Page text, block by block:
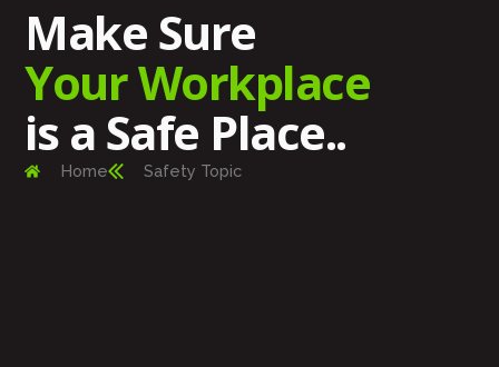
Make Sure
Your Workplace
is a Safe Place..
Home Safety Topic